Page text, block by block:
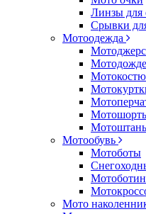
Линзы для
Срывки
Мотоодежда
Мотообувь
Мотоботы
Мото